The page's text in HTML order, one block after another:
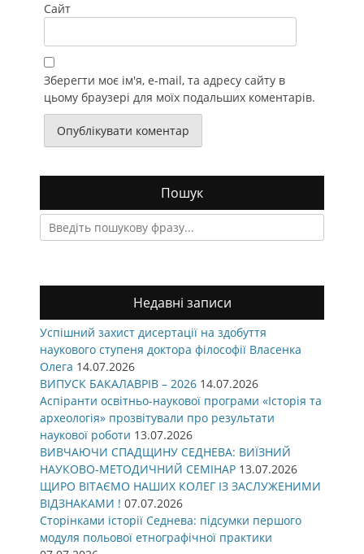
Сайт
Зберегти моє ім'я, e-mail, та адресу сайту в
цьому браузері для моїх подальших коментарів.
Пошук
Search
for:
Недавні записи
Успішний захист дисертації на здобуття
наукового ступеня доктора філософії Власенка
Олега 14.07.2026
ВИПУСК БАКАЛАВРІВ – 2026 14.07.2026
Аспіранти освітньо-наукової програми «Історія та
археологія» прозвітували про результати
наукової роботи 13.07.2026
ВИВЧАЮЧИ СПАДЩИНУ СЕДНЕВА: ВИЇЗНИЙ
НАУКОВО-МЕТОДИЧНИЙ СЕМІНАР 13.07.2026
ЩИРО ВІТАЄМО НАШИХ КОЛЕГ ІЗ ЗАСЛУЖЕНИМИ
ВІДЗНАКАМИ ! 07.07.2026
Сторінками історії Седнева: підсумки першого
модуля польової етнографічної практики